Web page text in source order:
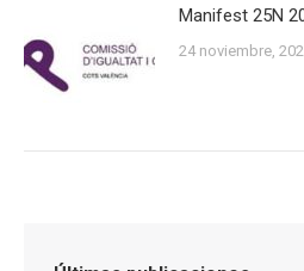
Manifest 25N
24 noviembre,